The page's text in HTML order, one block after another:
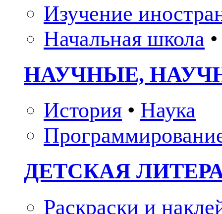
Изучение
Начальная школа •
НАУЧНЫЕ,
История • Наука
ДЕТСКАЯ
Раскраски и